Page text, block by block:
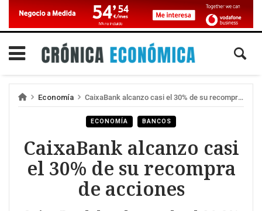
Economía CaixaBank alcanzo casi el 30% de su recompra de acciones
ECONOMÍA BANCOS
CaixaBank alcanzo casi
el 30% de su recompra
de acciones